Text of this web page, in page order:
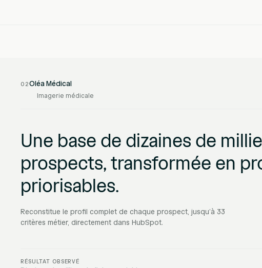
02Oléa Médical
Imagerie médicale
Une base de dizaines de
prospects, transformée en
priorisables.
Reconstitue le profil complet de chaque prospect, jusqu’à 33
critères métier, directement dans HubSpot.
RÉSULTAT OBSERVÉ